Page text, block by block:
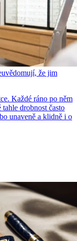
že jim
Každé ráno po něm
drobnost často
unaveně a klidně i o